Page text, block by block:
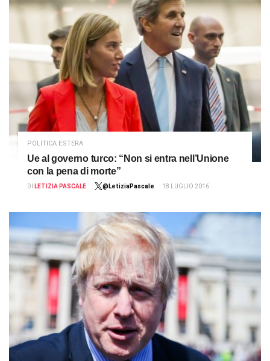
POLITICA ESTERA
Ue al governo turco: “Non si entra nell’Unione
con la pena di morte”
DI LETIZIA PASCALE @LetiziaPascale 18 LUGLIO 2016